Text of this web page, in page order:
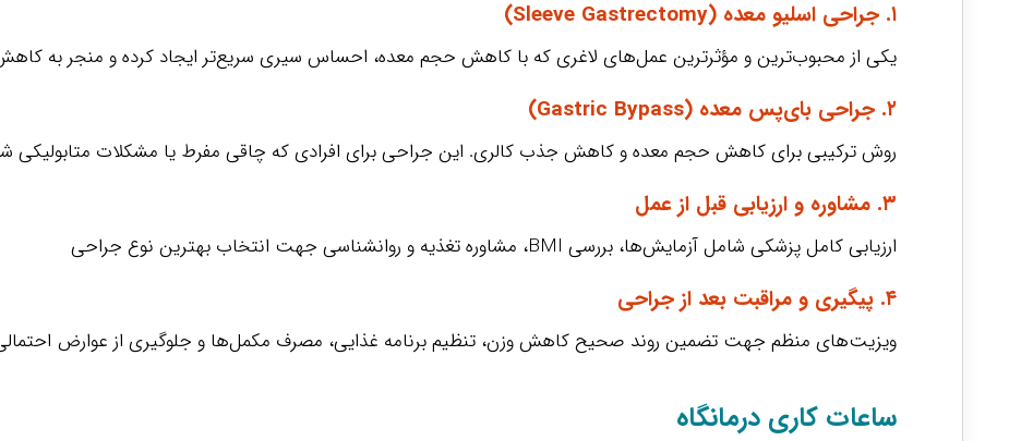
۱. جراحی اسلیو معده (Sleeve Gastrectomy)
یکی از محبوب‌ترین و مؤثرترین عمل‌های لاغری که با کاهش حجم معده، احساس سیری سریع‌تر ایجاد کرده و منجر به
۲. جراحی بای‌پس معده (Gastric Bypass)
روش ترکیبی برای کاهش حجم معده و کاهش جذب کالری. این جراحی برای افرادی که چاقی مفرط یا مشکلات متابولیکی
۳. مشاوره و ارزیابی قبل از عمل
ارزیابی کامل پزشکی شامل آزمایش‌ها، بررسی BMI، مشاوره تغذیه و روانشناسی جهت انتخاب بهترین نوع جراحی
۴. پیگیری و مراقبت بعد از جراحی
ویزیت‌های منظم جهت تضمین روند صحیح کاهش وزن، تنظیم برنامه غذایی، مصرف مکمل‌ها و جلوگیری از عوارض
ساعات کاری درمانگاه